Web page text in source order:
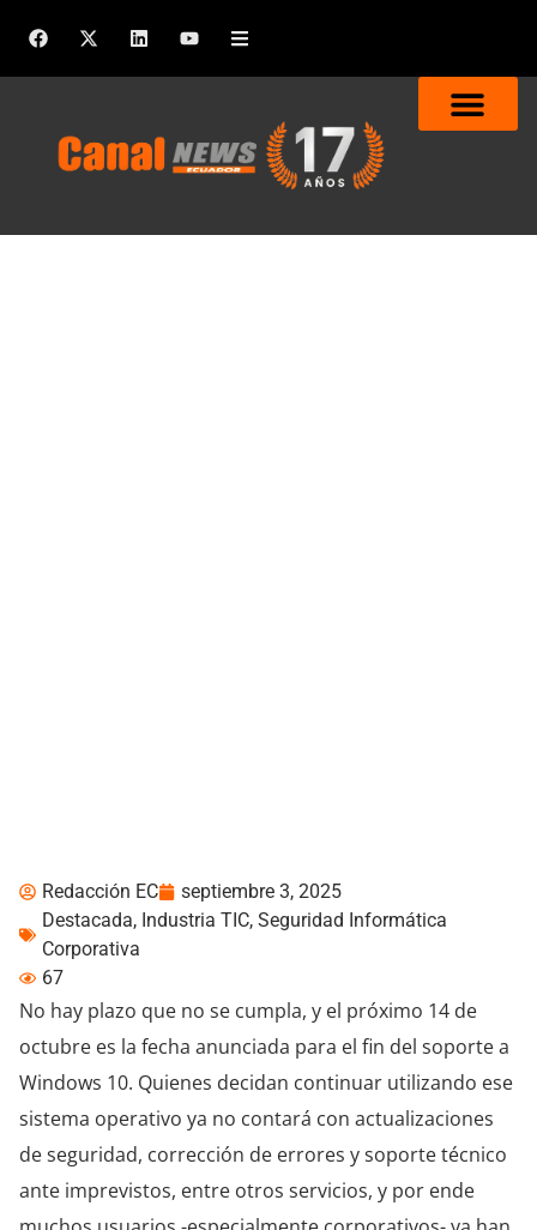
Redacción EC
septiembre 3, 2025
Destacada, Industria TIC, Seguridad Informática
Corporativa
67
No hay plazo que no se cumpla, y el próximo 14 de
octubre es la fecha anunciada para el fin del soporte a
Windows 10. Quienes decidan continuar utilizando ese
sistema operativo ya no contará con actualizaciones
de seguridad, corrección de errores y soporte técnico
ante imprevistos, entre otros servicios, y por ende